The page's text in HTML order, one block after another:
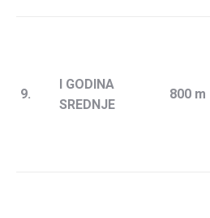
9.
I GODINA
SREDNJE
800 m